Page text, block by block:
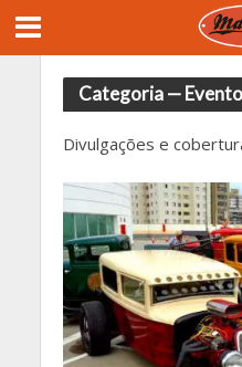
Categoria —
Divulgações e